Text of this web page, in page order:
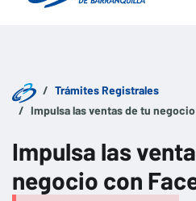
Trámites Registrales
Impulsa las ventas de tu
Impulsa las
negocio con